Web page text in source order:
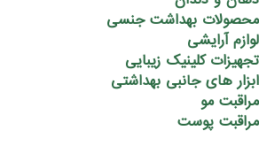
محصولات بهداشت جنسی
لوازم آرایشی
تجهیزات کلینیک زیبایی
ابزار های جانبی بهداشتی
مراقبت مو
مراقبت پوست